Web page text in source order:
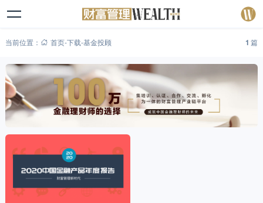
当前位置： 首页-下载-基金投顾 1 篇